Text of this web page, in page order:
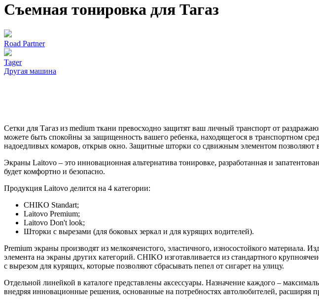
Съемная тонировка для Тагаз
Road Partner
Tager
Другая машина
Сетки для Тагаз из medium ткани превосходно защитят ваш личный транспорт от
можете быть спокойны за защищенность вашего ребенка, находящегося в транспортном
надоедливых комаров, открыв окно. Защитные шторки cо сдвижным элементом
Экраны Laitovo – это инновационная альтернатива тонировке, разработанная и
будет комфортно и безопасно.
Продукция Laitovo делится на 4 категории:
CHIKO Standart;
Laitovo Premium;
Laitovo Don't look;
Шторки с вырезами (для боковых зеркал и для курящих водителей).
Premium экраны производят из мелкоячеистого, эластичного, износостойкого материала.
элемента на экраны других категорий. CHIKO изготавливается из стандартного
с вырезом для курящих, которые позволяют сбрасывать пепел от сигарет на улицу.
Отдельной линейкой в каталоге представлены аксессуары. Назначение каждого –
внедряя инновационные решения, основанные на потребностях автолюбителей, расширяя